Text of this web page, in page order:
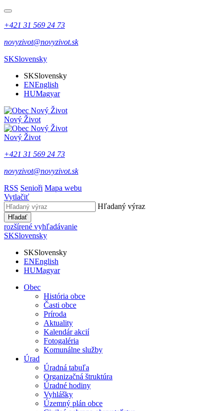
+421 31 569 24 73
novyzivot@novyzivot.sk
SKSlovensky
SKSlovensky
ENEnglish
HUMagyar
Nový Život
Nový Život
+421 31 569 24 73
novyzivot@novyzivot.sk
RSS Senioři Mapa webu
Vytlačiť
Hľadaný výraz
Hľadať
rozšírené vyhľadávanie
SKSlovensky
SKSlovensky
ENEnglish
HUMagyar
Obec
História obce
Časti obce
Príroda
Aktuality
Kalendár akcií
Fotogaléria
Komunálne služby
Úrad
Úradná tabuľa
Organizačná štruktúra
Úradné hodiny
Vyhlášky
Územný plán obce